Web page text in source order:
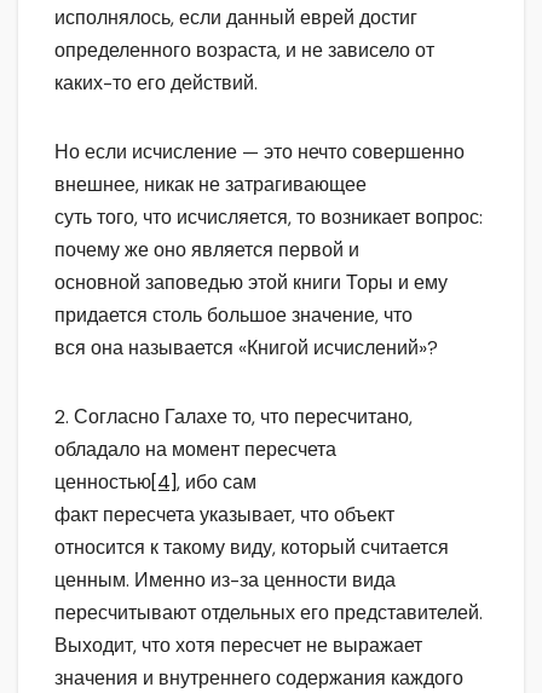
исполнялось, если данный еврей достиг
определенного возраста, и не зависело от
каких-то его действий.
Но если исчисление — это нечто совершенно
внешнее, никак не затрагивающее
суть того, что исчисляется, то возникает вопрос:
почему же оно является первой и
основной заповедью этой книги Торы и ему
придается столь большое значение, что
вся она называется «Книгой исчислений»?
2. Согласно Галахе то, что пересчитано,
обладало на момент пересчета
ценностью[4], ибо сам
факт пересчета указывает, что объект
относится к такому виду, который считается
ценным. Именно из-за ценности вида
пересчитывают отдельных его представителей.
Выходит, что хотя пересчет не выражает
значения и внутреннего содержания каждого